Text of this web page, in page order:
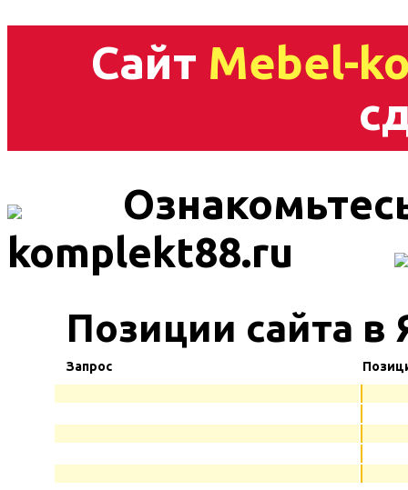
Сайт Mebel-
komplekt88.ru
Позиции сайта в
Запрос